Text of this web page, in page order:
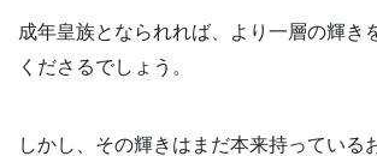
成年皇族となられれば、より一層の輝き
くださるでしょう。
しかし、その輝きはまだ本来持っている